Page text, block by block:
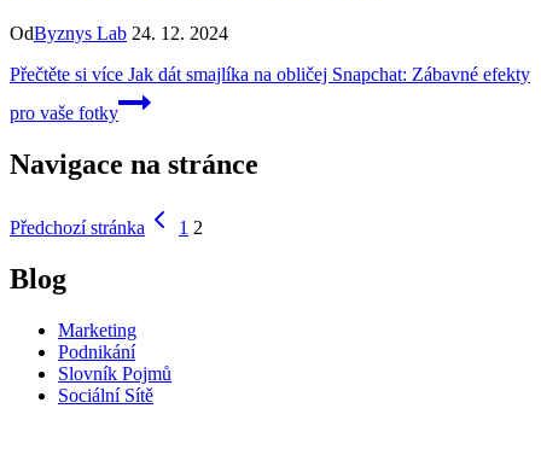
OdByznys Lab 24. 12. 2024
Přečtěte si více Jak dát smajlíka na obličej Snapchat: Zábavné efekty
pro vaše fotky
Navigace na stránce
Předchozí stránka 1 2
Blog
Marketing
Podnikání
Slovník Pojmů
Sociální Sítě